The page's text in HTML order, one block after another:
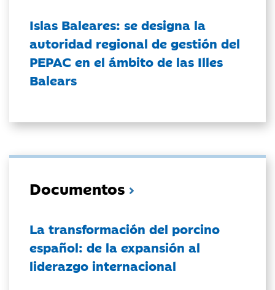
Islas Baleares: se designa la
autoridad regional de gestión del
PEPAC en el ámbito de las Illes
Balears
Documentos
La transformación del porcino
español: de la expansión al
liderazgo internacional